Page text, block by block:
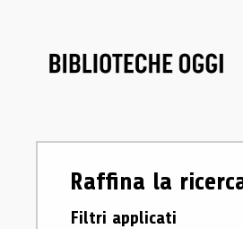
Raffina la
Filtri applicati